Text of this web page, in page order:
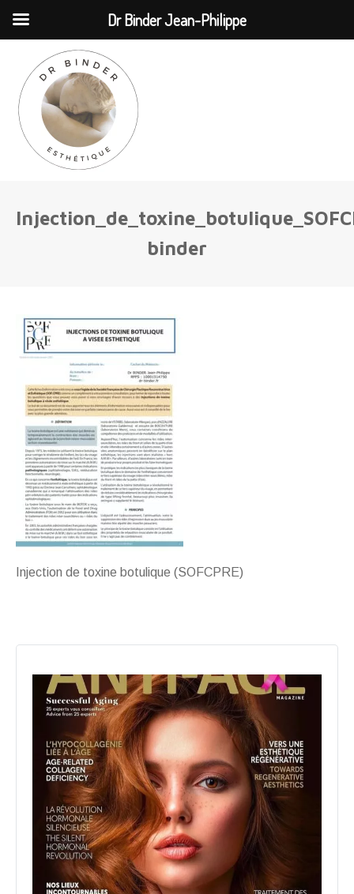
binder
Injection de toxine botulique (SOFCPRE)
Dr Binder Jean-Philippe